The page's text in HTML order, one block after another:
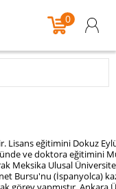
0
Lisans eğitimini Dokuz
ve doktora eğitimini
Meksika Ulusal
Bursu'nu (İspanyolca)